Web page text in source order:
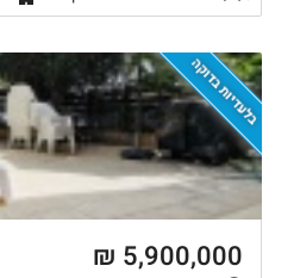
בלעדיות בדוקה
5,900,000 ₪